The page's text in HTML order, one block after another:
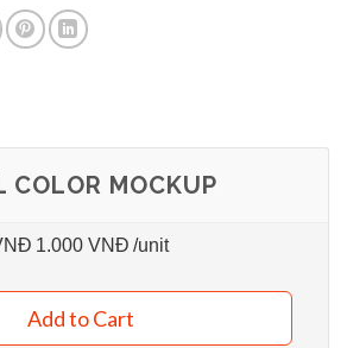
COLOR MOCKUP
1.000 VNĐ /unit
Add to Cart